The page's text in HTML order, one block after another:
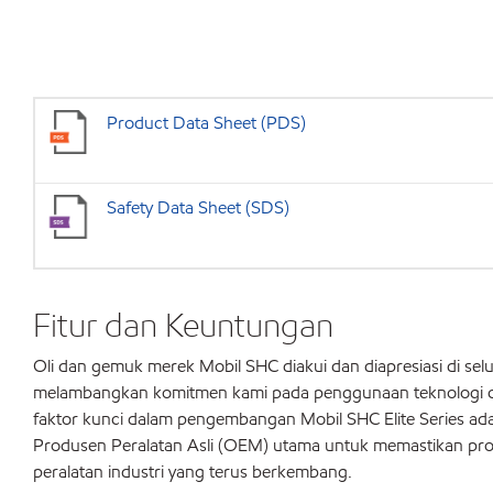
Product Data Sheet (PDS)
Safety Data Sheet (SDS)
Fitur dan Keuntungan
Oli dan gemuk merek Mobil SHC diakui dan diapresiasi di
melambangkan komitmen kami pada penggunaan
faktor kunci dalam pengembangan Mobil SHC Elite Series
Produsen Peralatan Asli (OEM) utama untuk memastikan
peralatan industri yang terus berkembang.